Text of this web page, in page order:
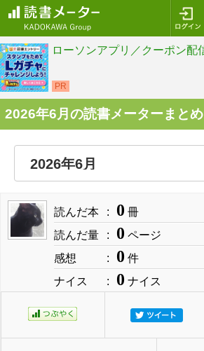
2026年6月の読書メーターまとめ
読んだ本 0 冊
読んだ量
0 ページ
感想
0 件
ナイス
0 ナイス